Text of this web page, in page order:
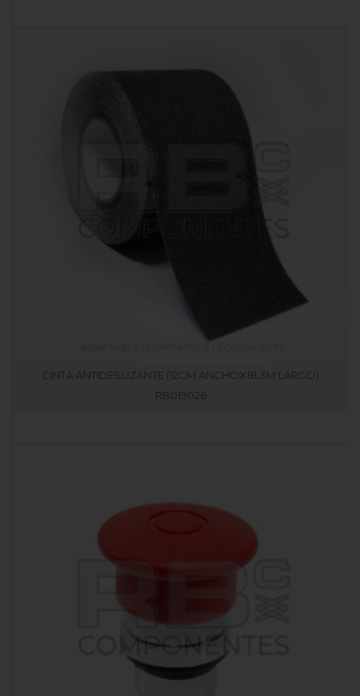
CINTA ANTIDESLIZANTE (12CM ANCHOX18.3M LARGO)
RB019026